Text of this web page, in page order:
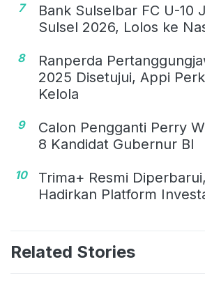
7
Bank Sulselbar FC U-10
Sulsel 2026, Lolos ke
8
Ranperda
2025 Disetujui, Appi
Kelola
9
Calon Pengganti Perry
8 Kandidat Gubernur BI
10
Trima+ Resmi
Hadirkan Platform
Related Stories